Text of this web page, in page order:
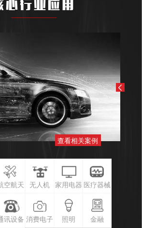
心行业应用
查看相关案例
空航天 无人机 家用电器 医疗器械
讯设备 消费电子 照明 金融